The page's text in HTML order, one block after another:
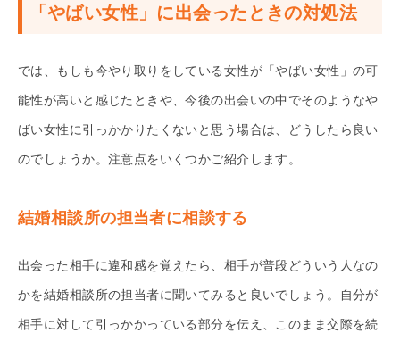
「やばい女性」に出会ったときの対処法
では、もしも今やり取りをしている女性が「やばい女性」の可
能性が高いと感じたときや、今後の出会いの中でそのようなや
ばい女性に引っかかりたくないと思う場合は、どうしたら良い
のでしょうか。注意点をいくつかご紹介します。
結婚相談所の担当者に相談する
出会った相手に違和感を覚えたら、相手が普段どういう人なの
かを結婚相談所の担当者に聞いてみると良いでしょう。自分が
相手に対して引っかかっている部分を伝え、このまま交際を続